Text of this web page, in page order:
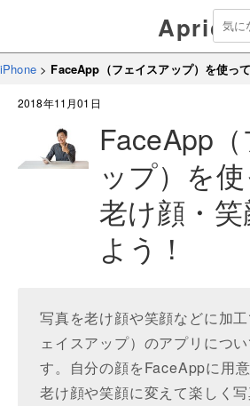
Aprico
iPhone> FaceApp（フェイスアップ）を使っ
2018年11月01日
FaceApp
ップ）を
老け顔・
よう！
写真を老け顔や笑顔などに加
ェイスアップ）のアプリにつ
す。自分の顔をFaceAppに用
老け顔や笑顔に変えて楽しく